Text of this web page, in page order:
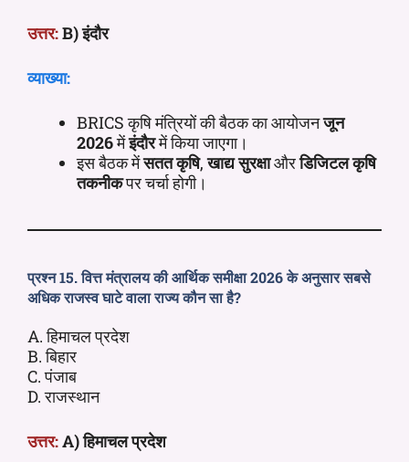
उत्तर:B) इंदौर
व्याख्या:
BRICS कृषि मंत्रियों की बैठक का आयोजनजून
2026मेंइंदौरमें किया जाएगा।
इस बैठक मेंसतत कृषि,खाद्य सुरक्षाऔरडिजिटल कृषि
तकनीकपर चर्चा होगी।
प्रश्न 15. वित्त मंत्रालय की आर्थिक समीक्षा 2026 के अनुसार सबसे
अधिक राजस्व घाटे वाला राज्य कौन सा है?
A. हिमाचल प्रदेश
B. बिहार
C. पंजाब
D. राजस्थान
उत्तर:A) हिमाचल प्रदेश